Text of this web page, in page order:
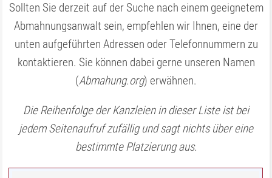
Sollten Sie derzeit auf der Suche nach einem geeignetem
Abmahnungsanwalt sein, empfehlen wir Ihnen, eine der
unten aufgeführten Adressen oder Telefonnummern zu
kontaktieren. Sie können dabei gerne unseren Namen
(Abmahung.org) erwähnen.
Die Reihenfolge der Kanzleien in dieser Liste ist bei
jedem Seitenaufruf zufällig und sagt nichts über eine
bestimmte Platzierung aus.